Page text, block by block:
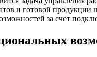
и готовой продукции
за счет